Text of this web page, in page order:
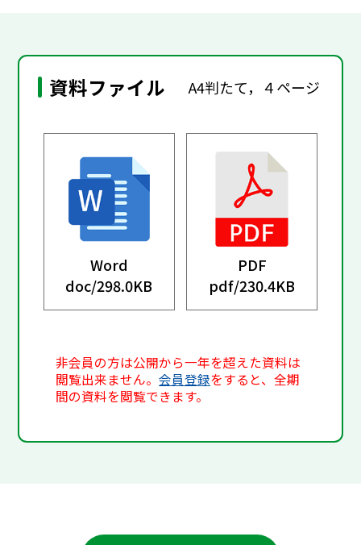
資料ファイル A4判たて，４ページ
Word
doc/298.0KB
PDF
pdf/230.4KB
非会員の方は公開から一年を超えた資料は
閲覧出来ません。会員登録をすると、全期
間の資料を閲覧できます。